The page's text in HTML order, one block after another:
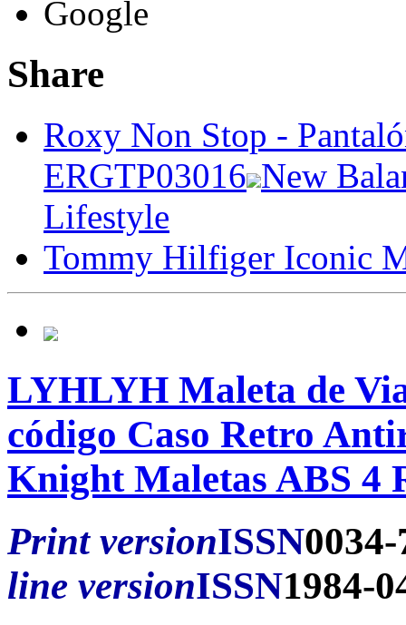
Share
Roxy Non Stop -
ERGTP03016 New
Lifestyle
Tommy Hilfiger Iconic
LYHLYH Maleta de
código Caso Retro
Knight Maletas ABS 4
Print versionISSN
line versionISSN1984-